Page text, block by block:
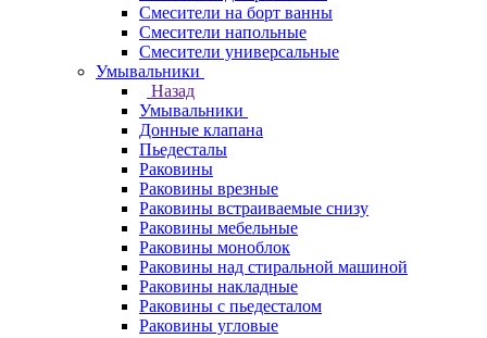
Смесители на борт ванны
Смесители напольные
Смесители универсальные
Умывальники
Назад
Умывальники
Донные клапана
Пьедесталы
Раковины
Раковины врезные
Раковины встраиваемые снизу
Раковины мебельные
Раковины моноблок
Раковины над стиральной машиной
Раковины накладные
Раковины с пьедесталом
Раковины угловые